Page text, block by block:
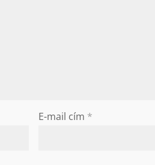
E-mail cím *